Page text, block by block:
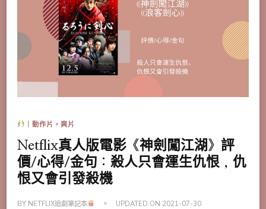
｜動作片，爽片
Netflix真人版電影《神劍闖江湖》評
價/心得/金句：殺人只會運生仇恨，仇
恨又會引發殺機
BY NETFLIX追劇筆記本 UPDATED ON 2021-07-30